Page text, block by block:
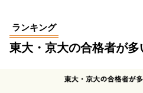
ランキング
東大・京大の合格者が